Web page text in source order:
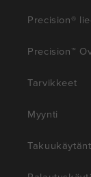
Precision®
Precision™
Tarvikkeet
Myynti